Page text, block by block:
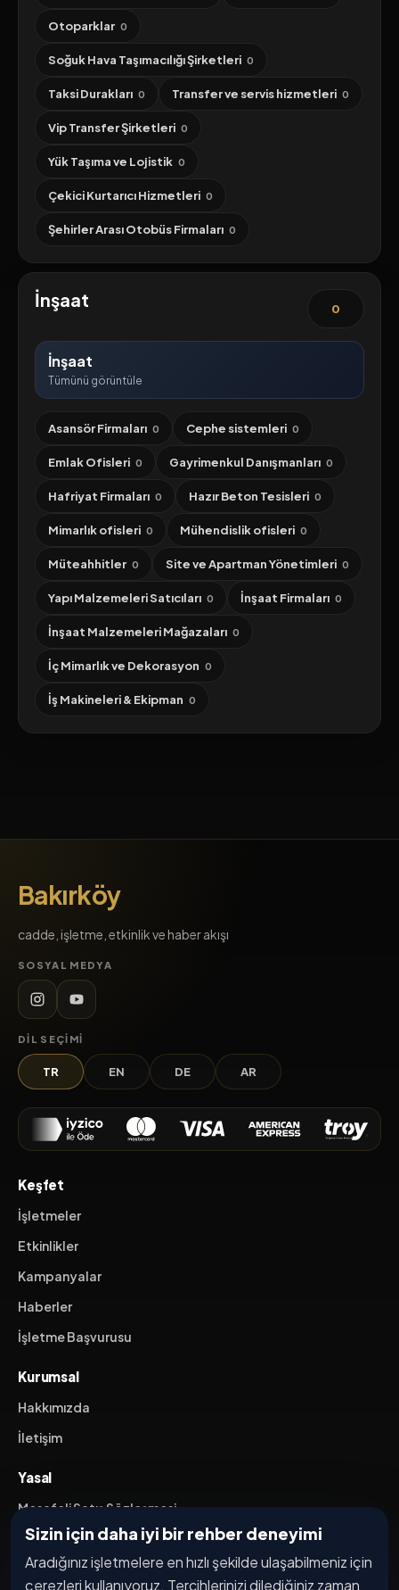
Sizin için daha iyi bir rehber deneyimi
Aradığınız işletmelere en hızlı şekilde ulaşabilmeniz için
çerezleri kullanıyoruz. Tercihlerinizi dilediğiniz zaman
Otoparklar 0
Soğuk Hava Taşımacılığı Şirketleri 0
Taksi Durakları 0 Transfer ve servis hizmetleri 0
Vip Transfer Şirketleri 0
Yük Taşıma ve Lojistik 0
Çekici Kurtarıcı Hizmetleri 0
Şehirler Arası Otobüs Firmaları 0
İnşaat 0
İnşaat
Tümünü görüntüle
Asansör Firmaları 0 Cephe sistemleri 0
Emlak Ofisleri 0 Gayrimenkul Danışmanları 0
Hafriyat Firmaları 0 Hazır Beton Tesisleri 0
Mimarlık ofisleri 0 Mühendislik ofisleri 0
Müteahhitler 0 Site ve Apartman Yönetimleri 0
Yapı Malzemeleri Satıcıları 0 İnşaat Firmaları 0
İnşaat Malzemeleri Mağazaları 0
İç Mimarlık ve Dekorasyon 0
İş Makineleri & Ekipman 0
Bakırköy
cadde, işletme, etkinlik ve haber akışı
SOSYAL MEDYA
DIL SEÇIMI
TR EN DE AR
Keşfet
İşletmeler
Etkinlikler
Kampanyalar
Haberler
İşletme Başvurusu
Kurumsal
Hakkımızda
İletişim
Yasal
Mesafeli Satış Sözleşmesi
İptal / İade Koşulları
Hizmet Şartları